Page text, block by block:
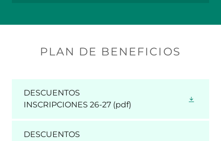
PLAN DE BENEFICIOS
DESCUENTOS
INSCRIPCIONES 26-27 (pdf)
DESCUENTOS